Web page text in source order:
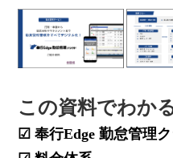
この資料でわか
☑奉行Edge 勤怠管理